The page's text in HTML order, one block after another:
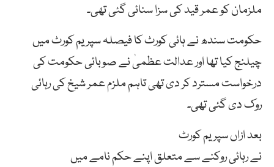
ملزمان کو عمر قید کی سزا سنائی گئی تھی۔
حکومت سندھ نے ہائی کورٹ کا فیصلہ سپریم کورٹ میں
چیلنج کیا تھا اور عدالت عظمیٰ نے صوبائی حکومت کی
درخواست مسترد کر دی تھی تاہم ملزم عمر شیخ کی رہائی
روک دی گئی تھی۔
بعد ازاں سپریم کورٹ
نے رہائی روکنے سے متعلق اپنے حکم نامے میں